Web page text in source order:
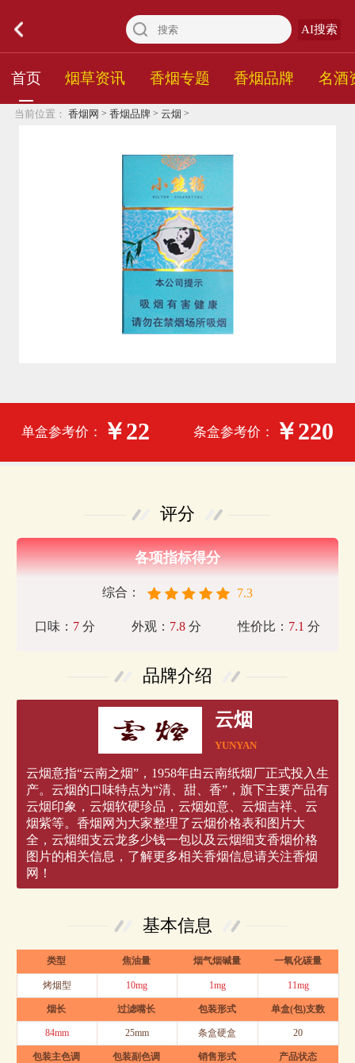
AI搜索
首页 烟草资讯 香烟专题 香烟品牌 名酒
当前位置： 香烟网 > 香烟品牌 > 云烟 >
单盒参考价： ￥22 条盒参考价： ￥220
评分
各项指标得分
综合： 7.3
口味： 7分 外观： 7.8 分 性价比： 7.1 分
品牌介绍
云烟
YUNYAN
云烟意指“云南之烟”，1958年由云南纸烟厂正式投入生
产。云烟的口味特点为“清、甜、香”，旗下主要产品有
云烟印象，云烟软硬珍品，云烟如意、云烟吉祥、云
烟紫等。香烟网为大家整理了云烟价格表和图片大
全，云烟细支云龙多少钱一包以及云烟细支香烟价格
图片的相关信息，了解更多相关香烟信息请关注香烟
网！
基本信息
类型 焦油量 烟气烟碱量 一氧化碳量
烤烟型 10mg 1mg 11mg
烟长 过滤嘴长 包装形式 单盒(包)支数
84mm 25mm 条盒硬盒 20
包装主色调 包装副色调 销售形式 产品状态